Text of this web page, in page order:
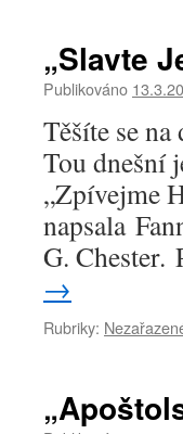
„Slavte
Publikováno
Těšíte se
Tou dnešní
„Zpívejme
napsala
G.
→
Rubriky: